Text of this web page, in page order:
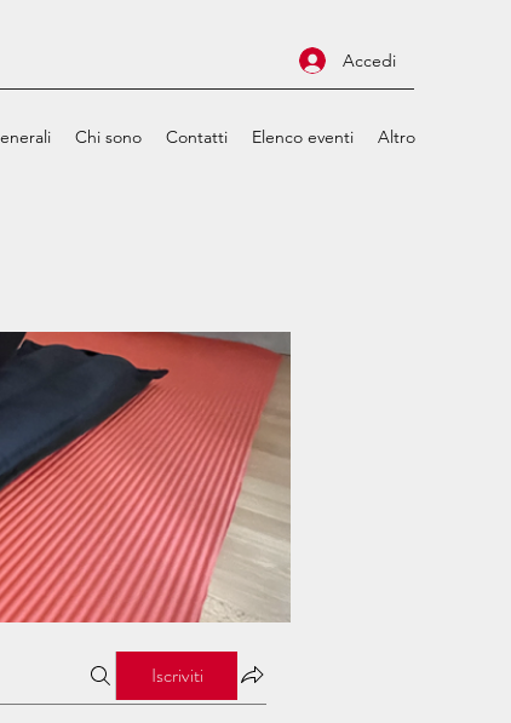
Accedi
Chi sono Contatti Elenco eventi Altro
Iscriviti